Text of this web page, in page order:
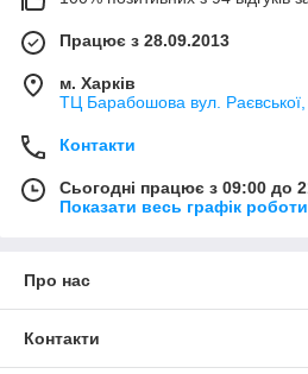
Працює з 28.09.2013
м. Харків
ТЦ Барабошова вул. Раєвської,
Контакти
Сьогодні працює з 09:00 до
Показати весь графік роботи
Про нас
Контакти